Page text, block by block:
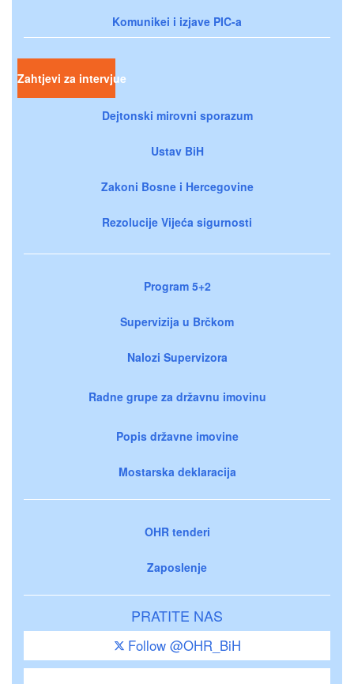
Komunikei i izjave PIC-a
Zahtjevi za intervjue
Dejtonski mirovni sporazum
Ustav BiH
Zakoni Bosne i Hercegovine
Rezolucije Vijeća sigurnosti
Program 5+2
Supervizija u Brčkom
Nalozi Supervizora
Radne grupe za državnu imovinu
Popis državne imovine
Mostarska deklaracija
OHR tenderi
Zaposlenje
PRATITE NAS
Follow @OHR_BiH